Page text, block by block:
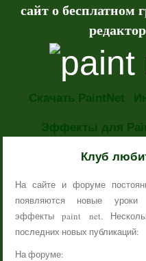
сайт о бесплатном
Скачать PaintNet
Эффекты для
Клуб
На сайте и форуме
появляются новые
эффекты paint net.
последних новых публикаций:
На форуме: